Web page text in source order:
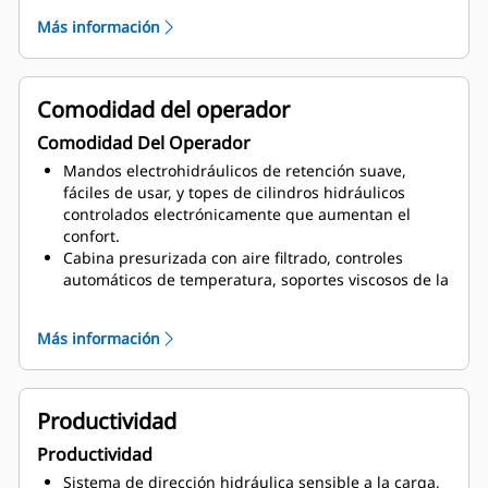
parabrisas; salida de emergencia; además del
sistema de acceso motorizado Cat, seguro y
ergonómico, que se puede subir y bajar desde el
nivel de la cabina o el suelo.
Pasillos anchos con superficies antideslizantes,
puntos integrados de bloqueo/etiquetado y zonas
de servicio accesibles desde el suelo o desde
plataformas.
Más información
Comodidad del operador
Comodidad Del Operador
Mandos electrohidráulicos de retención suave,
fáciles de usar, y topes de cilindros hidráulicos
controlados electrónicamente que aumentan el
confort.
Cabina presurizada con aire filtrado, controles
automáticos de temperatura, soportes viscosos de la
Asiento Cat Comfort, con diseño de respaldo alto,
cojines contorneados extragruesos, sistema de
suspensión neumática, palancas y mandos del
asiento de fácil acceso para ajustes de seis
posiciones, y portaimplementos montado en el
asiento y dirección STIC que se mueve con el
asiento.
Más información
Productividad
Productividad
Sistema de dirección hidráulica sensible a la carga,